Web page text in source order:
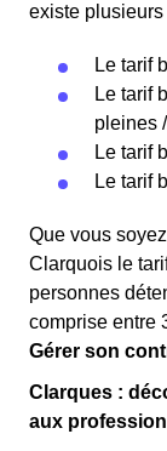
existe
Le tarif
Le tarif
pleines
Le tarif
Le tarif
Que vous
Clarquois le
personnes
comprise entre
Gérer son
Clarques :
aux